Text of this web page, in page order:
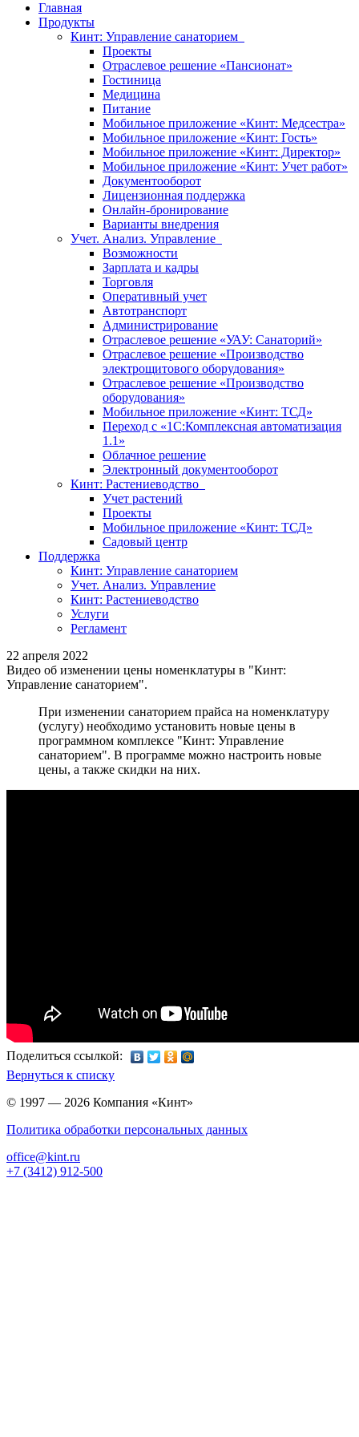
Главная
Продукты
Кинт: Управление санаторием
Проекты
Отраслевое решение «Пансионат»
Гостиница
Медицина
Питание
Мобильное приложение «Кинт: Медсестра»
Мобильное приложение «Кинт: Гость»
Мобильное приложение «Кинт: Директор»
Мобильное приложение «Кинт: Учет работ»
Документооборот
Лицензионная поддержка
Онлайн-бронирование
Варианты внедрения
Учет. Анализ. Управление
Возможности
Зарплата и кадры
Торговля
Оперативный учет
Автотранспорт
Администрирование
Отраслевое решение «УАУ: Санаторий»
Отраслевое решение «Производство
электрощитового оборудования»
Отраслевое решение «Производство
оборудования»
Мобильное приложение «Кинт: ТСД»
Переход с «1С:Комплексная автоматизация
1.1»
Облачное решение
Электронный документооборот
Кинт: Растениеводство
Учет растений
Проекты
Мобильное приложение «Кинт: ТСД»
Садовый центр
Поддержка
Кинт: Управление санаторием
Учет. Анализ. Управление
Кинт: Растениеводство
Услуги
Регламент
22 апреля 2022
Видео об изменении цены номенклатуры в "Кинт:
Управление санаторием".
При изменении санаторием прайса на номенклатуру
(услугу) необходимо установить новые цены в
программном комплексе "Кинт: Управление
санаторием". В программе можно настроить новые
цены, а также скидки на них.
Поделиться ссылкой:
Вернуться к списку
© 1997 — 2026 Компания «Кинт»
Политика обработки персональных данных
office@kint.ru
+7 (3412) 912-500